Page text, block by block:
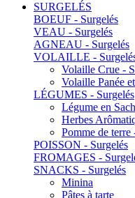
SURGELÉS
BOEUF - Surgelés
VEAU - Surgelés
AGNEAU - Surgelés
VOLAILLE -
Volaille Crue -
Volaille Panée
LÉGUMES - Surgelés
Légume en
Herbes
Pomme de terre
POISSON - Surgelés
FROMAGES -
SNACKS - Surgelés
Minina
Pâtes à tarte